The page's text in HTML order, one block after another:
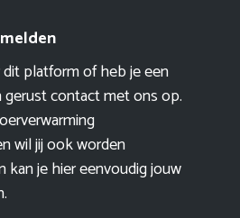
platform of heb je een
gerust contact met ons op.
wil jij ook worden
kan je hier eenvoudigjouw
.